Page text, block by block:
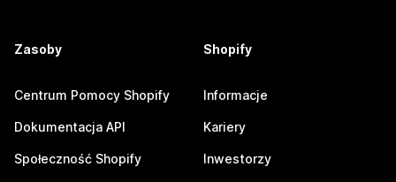
Zasoby
Centrum Pomocy Shopify
Dokumentacja API
Społeczność Shopify
Shopify
Informacje
Kariery
Inwestorzy